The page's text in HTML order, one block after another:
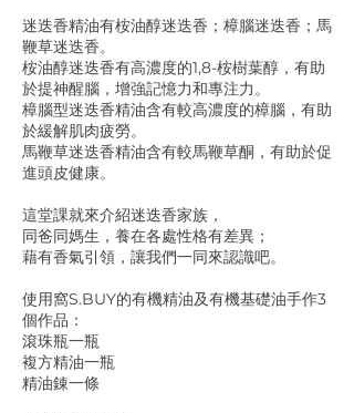
迷迭香精油有桉油醇迷迭香；樟腦迷迭香；馬
鞭草迷迭香。
桉油醇迷迭香有高濃度的1,8-桉樹葉醇，有助
於提神醒腦，增強記憶力和專注力。
樟腦型迷迭香精油含有較高濃度的樟腦，有助
於緩解肌肉疲勞。
馬鞭草迷迭香精油含有較馬鞭草酮，有助於促
進頭皮健康。
這堂課就來介紹迷迭香家族，
同爸同媽生，養在各處性格有差異；
藉有香氣引領，讓我們一同來認識吧。
使用窩S.BUY的有機精油及有機基礎油手作3
個作品：
滾珠瓶一瓶
複方精油一瓶
精油錬一條